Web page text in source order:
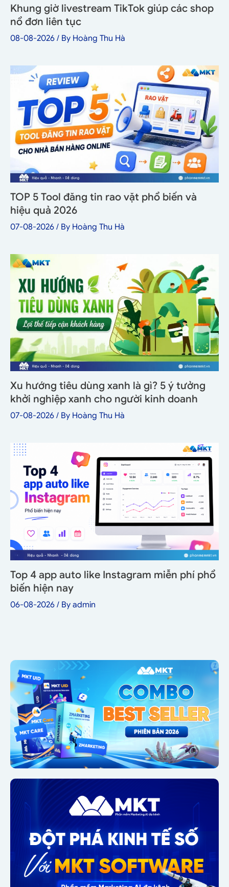
Khung giờ livestream TikTok giúp các shop
nổ đơn liên tục
08-08-2026 / By Hoàng Thu Hà
TOP 5 Tool đăng tin rao vặt phổ biến và
hiệu quả 2026
07-08-2026 / By Hoàng Thu Hà
Xu hướng tiêu dùng xanh là gì? 5 ý tưởng
khởi nghiệp xanh cho người kinh doanh
07-08-2026 / By Hoàng Thu Hà
Top 4 app auto like Instagram miễn phí phổ
biến hiện nay
06-08-2026 / By admin